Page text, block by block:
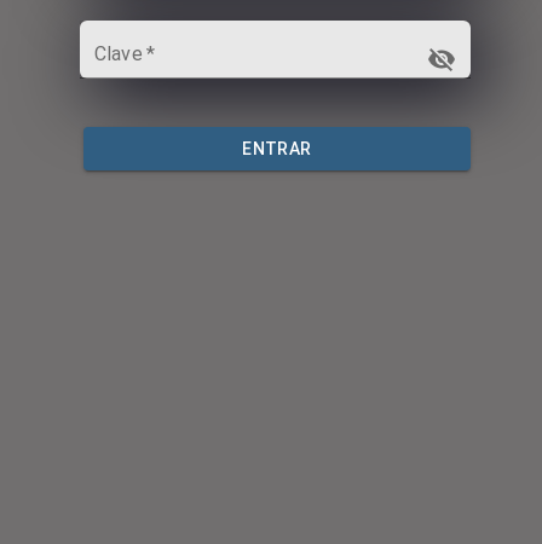
Clave *
ENTRAR